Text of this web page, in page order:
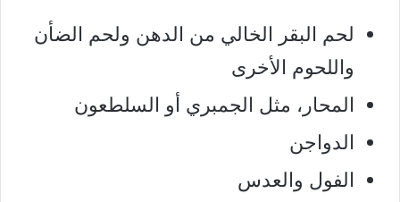
لحم البقر الخالي من الدهن ولحم الضأن
واللحوم الأخرى
المحار، مثل الجمبري أو السلطعون
الدواجن
الفول والعدس